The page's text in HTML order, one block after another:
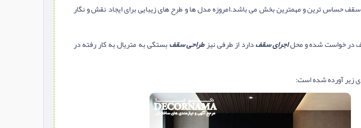
حساس ترین و مهمترین بخش می باشد.امروزه مدل ها و طرح های زیبایی برای ایجاد نقش و نگار
در خواست شده و محلاجرای سقفدارد از طرفی نیزطراحی سقفبستگی به متریال به کار رفته در
زیر آورده شده است: